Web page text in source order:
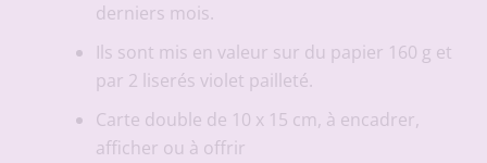
derniers mois.
Ils sont mis en valeur sur du papier 160 g et
par 2 liserés violet pailleté.
Carte double de 10 x 15 cm, à encadrer,
afficher ou à offrir